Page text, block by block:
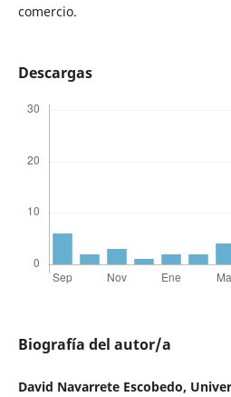
comercio.
Descargas
Biografía del autor/a
David Navarrete Escobedo,